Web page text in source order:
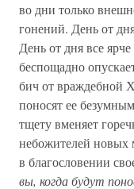
во дни только
гонений. День от
День от дня все
беспощадно
бич от враждебной
поносят ее
тщету вменяет
небожителей новых
в благословении
вы, когда будут